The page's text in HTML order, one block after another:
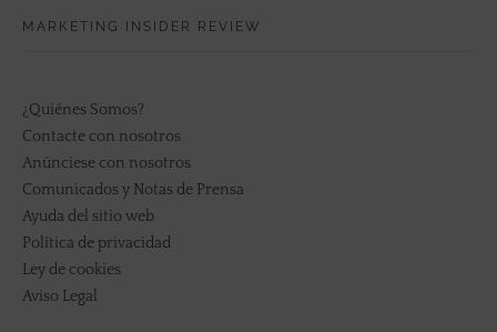
MARKETING INSIDER REVIEW
¿Quiénes Somos?
Contacte con nosotros
Anúnciese con nosotros
Comunicados y Notas de Prensa
Ayuda del sitio web
Política de privacidad
Ley de cookies
Aviso Legal